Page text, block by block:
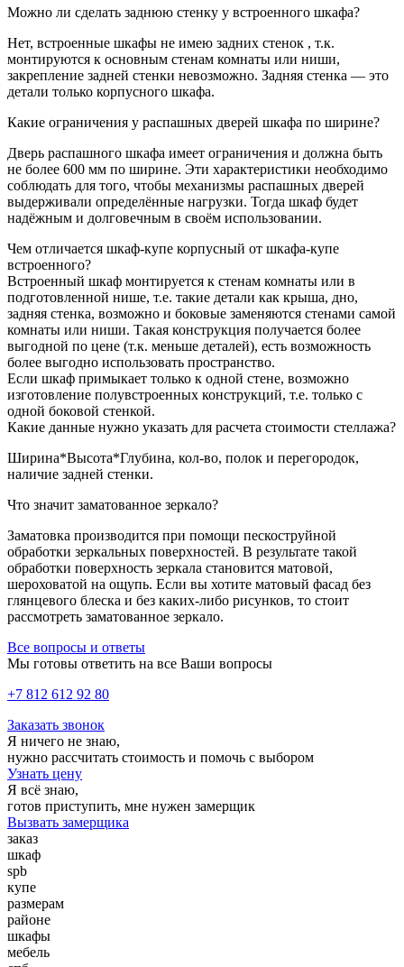
Можно ли сделать заднюю стенку у встроенного шкафа?
Нет, встроенные шкафы не имею задних стенок , т.к.
монтируются к основным стенам комнаты или ниши,
закрепление задней стенки невозможно. Задняя стенка — это
детали только корпусного шкафа.
Какие ограничения у распашных дверей шкафа по ширине?
Дверь распашного шкафа имеет ограничения и должна быть
не более 600 мм по ширине. Эти характеристики необходимо
соблюдать для того, чтобы механизмы распашных дверей
выдерживали определённые нагрузки. Тогда шкаф будет
надёжным и долговечным в своём использовании.
Чем отличается шкаф-купе корпусный от шкафа-купе
встроенного?
Встроенный шкаф монтируется к стенам комнаты или в
подготовленной нише, т.е. такие детали как крыша, дно,
задняя стенка, возможно и боковые заменяются стенами самой
комнаты или ниши. Такая конструкция получается более
выгодной по цене (т.к. меньше деталей), есть возможность
более выгодно использовать пространство.
Если шкаф примыкает только к одной стене, возможно
изготовление полувстроенных конструкций, т.е. только с
одной боковой стенкой.
Какие данные нужно указать для расчета стоимости cтеллажа?
Ширина*Высота*Глубина, кол-во, полок и перегородок,
наличие задней стенки.
Что значит заматованное зеркало?
Заматовка производится при помощи пескоструйной
обработки зеркальных поверхностей. В результате такой
обработки поверхность зеркала становится матовой,
шероховатой на ощупь. Если вы хотите матовый фасад без
глянцевого блеска и без каких-либо рисунков, то стоит
рассмотреть заматованное зеркало.
Все вопросы и ответы
Мы готовы ответить на все Ваши вопросы
+7 812 612 92 80
Заказать звонок
Я ничего не знаю,
нужно рассчитать стоимость и помочь с выбором
Узнать цену
Я всё знаю,
готов приступить, мне нужен замерщик
Вызвать замерщика
заказ
шкаф
spb
купе
размерам
районе
шкафы
мебель